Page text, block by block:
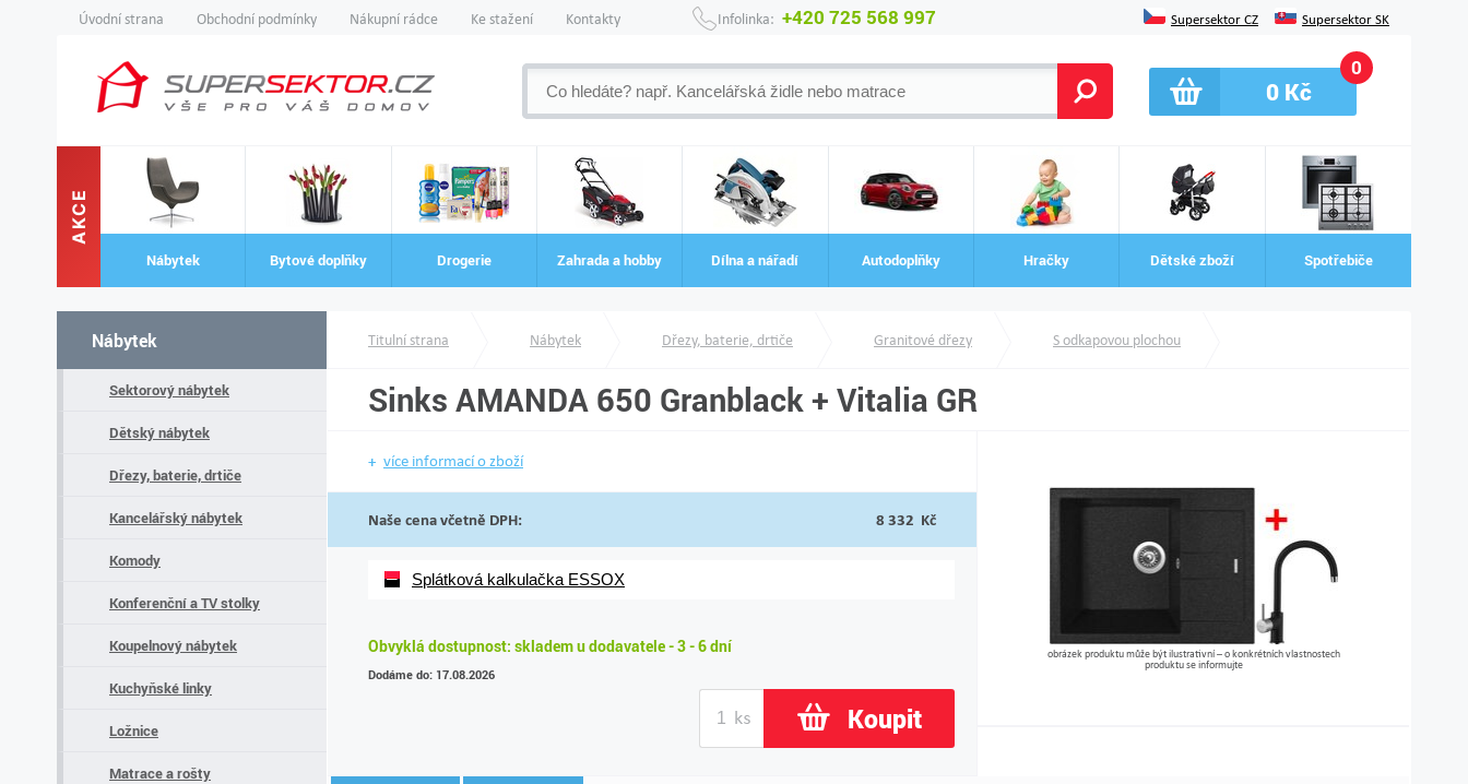
Úvodní strana Obchodní podmínky Nákupní rádce Ke stažení Kontakty Infolinka: +420 725 568 997 Supersektor CZ Supersektor SK
0Kč
0
AKCE
Nábytek Bytové doplňky Drogerie Zahrada a hobby Dílna a nářadí Autodoplňky Hračky Dětské zboží Spotřebiče
Nábytek
Sektorový nábytek
Dětský nábytek
Dřezy, baterie, drtiče
Kancelářský nábytek
Komody
Konferenční a TV stolky
Koupelnový nábytek
Kuchyňské linky
Ložnice
Matrace a rošty
Titulní strana Nábytek Dřezy, baterie, drtiče Granitové dřezy S odkapovou plochou
Sinks AMANDA 650 Granblack + Vitalia GR
více informací o zboží
Naše cena včetně DPH: 8 332 Kč
Splátková kalkulačka ESSOX
Obvyklá dostupnost: skladem u dodavatele - 3 - 6 dní
Dodáme do: 17.08.2026
Koupit
obrázek produktu může být ilustrativní – o konkrétních vlastnostech
produktu se informujte